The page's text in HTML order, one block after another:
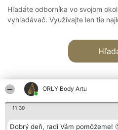
ORLY Body Artu
11:30
Dobrý deň, radi Vám pomôžeme!
Hľadáte odborníka vo svojom
vyhľadávač. Využívajte len tie
Organizátor hodnotenia